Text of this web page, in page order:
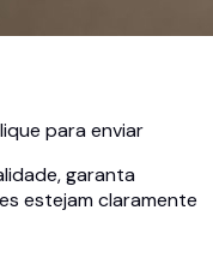
para enviar
garanta
estejam claramente